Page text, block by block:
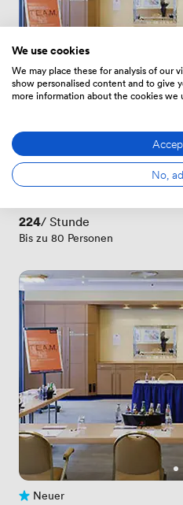
Noch keine Bewertungen
Neuer
· Hamm
Preis
224/ Stunde
Bis zu 80 Personen
Noch keine Bewertungen
Neuer
We use cookies
We may place these for analysis of our
show personalised content and to give
more information about the cookies we
No,